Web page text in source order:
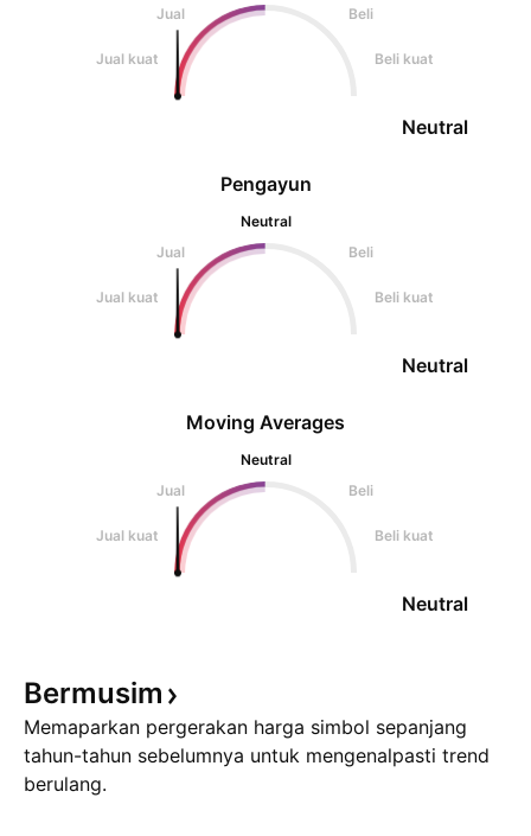
Pengayun
Neutral
Jual
Beli
Jual kuat Beli kuat
Neutral
Jual
Beli
Jual kuat Beli kuat
Neutral
Moving Averages
Neutral
Jual
Beli
Jual kuat Beli kuat
Neutral
Bermusim
Memaparkan pergerakan harga simbol sepanjang
tahun-tahun sebelumnya untuk mengenalpasti trend
berulang.